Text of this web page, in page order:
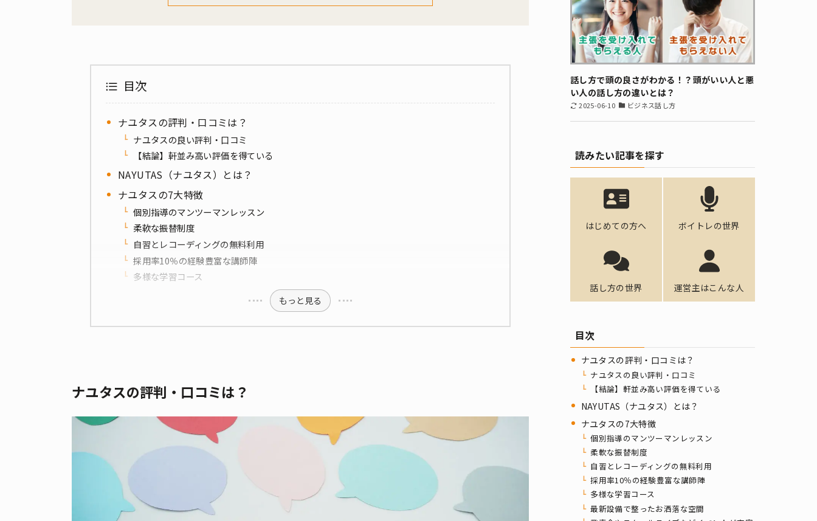
目次
ナユタスの評判・口コミは？
ナユタスの良い評判・口コミ
【結論】軒並み高い評価を得ている
NAYUTAS（ナユタス）とは？
ナユタスの7大特徴
個別指導のマンツーマンレッスン
柔軟な振替制度
自習とレコーディングの無料利用
採用率10％の経験豊富な講師陣
多様な学習コース
もっと見る
ナユタスの評判・口コミは？
話し方で頭の良さがわかる！？頭がいい人と悪
い人の話し方の違いとは？
2025-06-10 ビジネス話し方
読みたい記事を探す
はじめての方へ ボイトレの世界
話し方の世界 運営主はこんな人
目次
ナユタスの評判・口コミは？
ナユタスの良い評判・口コミ
【結論】軒並み高い評価を得ている
NAYUTAS（ナユタス）とは？
ナユタスの7大特徴
個別指導のマンツーマンレッスン
柔軟な振替制度
自習とレコーディングの無料利用
採用率10％の経験豊富な講師陣
多様な学習コース
最新設備で整ったお洒落な空間